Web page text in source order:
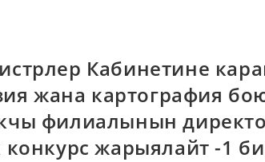
Кабинетине
жана картография
филиалынын
жарыялайт -1